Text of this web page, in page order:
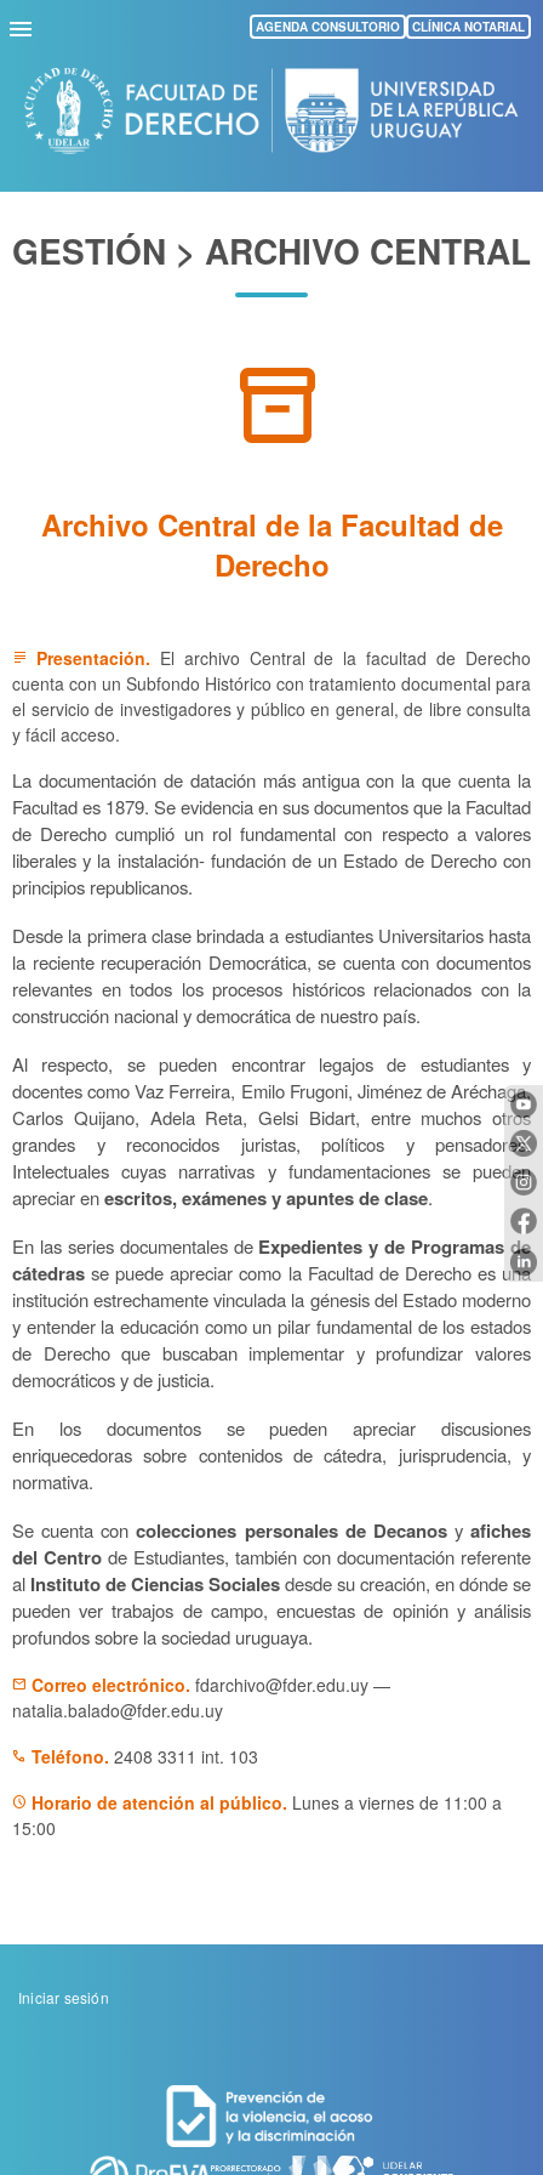
Pasar
al
contenido
principal
AGENDA CONSULTORIO CLÍNICA NOTARIAL
GESTIÓN > ARCHIVO CENTRAL
inventory_2
Archivo Central de la Facultad de
Derecho
subject Presentación. El archivo Central de la facultad de Derecho
cuenta con un Subfondo Histórico con tratamiento documental para
el servicio de investigadores y público en general, de libre consulta
y fácil acceso.
La documentación de datación más antigua con la que cuenta la
Facultad es 1879. Se evidencia en sus documentos que la Facultad
de Derecho cumplió un rol fundamental con respecto a valores
liberales y la instalación- fundación de un Estado de Derecho con
principios republicanos.
Desde la primera clase brindada a estudiantes Universitarios hasta
la reciente recuperación Democrática,se cuenta con documentos
relevantes en todos los procesos históricos relacionados con la
construcción nacional y democrática de nuestro país.
Al respecto, se pueden encontrar legajos de estudiantes y
docentescomo Vaz Ferreira, Emilo Frugoni, Jiménez de Aréchaga,
Carlos Quijano, Adela Reta, Gelsi Bidart, entre muchos otros
grandes y reconocidos juristas, políticos y pensadores.
Intelectuales cuyas narrativas y fundamentaciones se pueden
apreciar enescritos, exámenes y apuntes de clase.
En las series documentales de Expedientes y de Programas de
cátedrasse puede apreciar como la Facultad de Derecho es una
institución estrechamente vinculada la génesis del Estado moderno
y entender la educación como un pilar fundamental de los estados
de Derecho que buscaban implementar y profundizar valores
democráticos y de justicia.
En los documentos se pueden apreciar discusiones
enriquecedoras sobre contenidos de cátedra, jurisprudencia, y
normativa.
Se cuenta concolecciones personales de Decanosy afiches
del Centro de Estudiantes, también con documentación referente
al Instituto de Ciencias Socialesdesde su creación, en dónde se
puedenver trabajos de campo, encuestas de opinión y análisis
profundos sobre la sociedad uruguaya.
mail Correo electrónico. fdarchivo
—
natalia.balado
phone Teléfono. 2408 3311 int. 103
schedule Horario de atención al público. Lunes a viernes de 11:00 a
15:00
Menu
Iniciar sesión